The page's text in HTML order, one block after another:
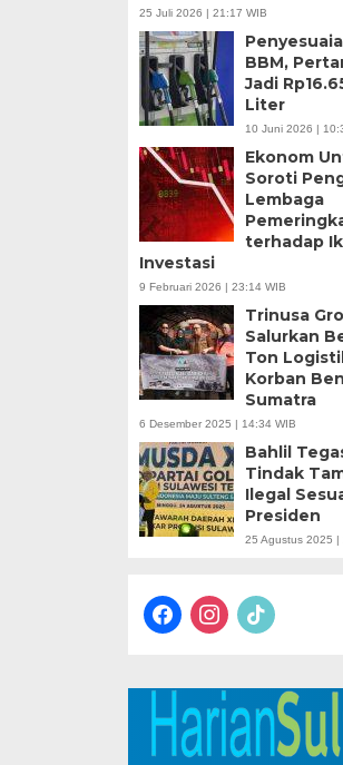
25 Juli 2026 | 21:17 WIB
BBM,
Jadi
Liter
10 Juni 2026 |
Ekonom
Soroti
Lembaga
terhadap
Investasi
9 Februari 2026 | 23:14 WIB
Trinusa
Salurkan
Ton
Korban
Sumatra
6 Desember 2025 | 14:34 WIB
Bahlil
Tindak
Ilegal
Presiden
25 Agustus 2025 |
facebookinstagram
tiktok